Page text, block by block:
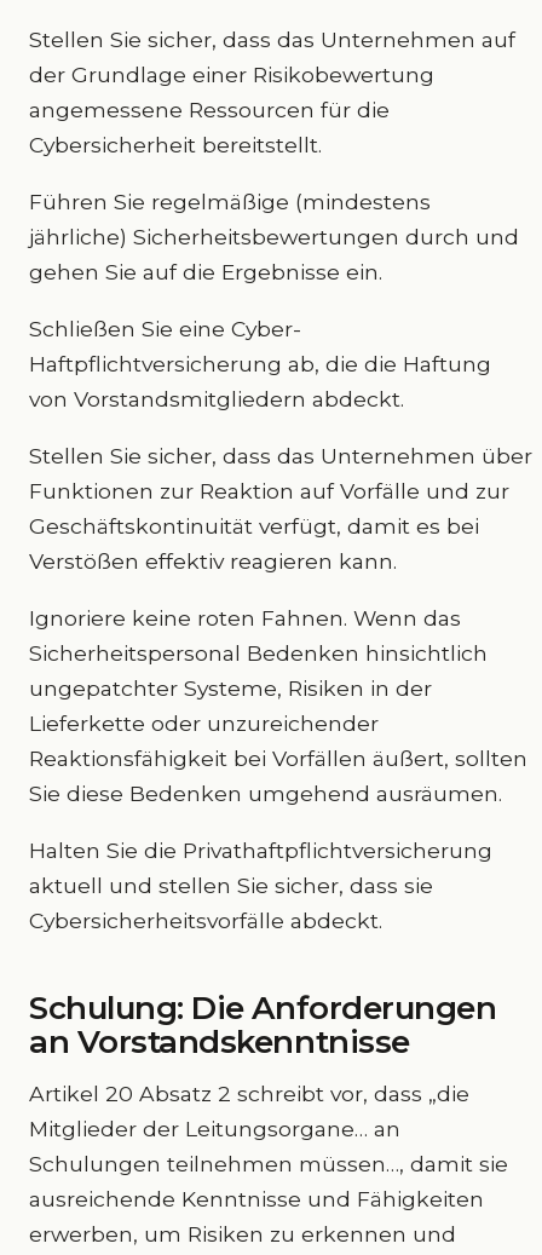
Stellen Sie sicher, dass das Unternehmen auf
der Grundlage einer Risikobewertung
angemessene Ressourcen für die
Cybersicherheit bereitstellt.
Führen Sie regelmäßige (mindestens
jährliche) Sicherheitsbewertungen durch und
gehen Sie auf die Ergebnisse ein.
Schließen Sie eine Cyber-
Haftpflichtversicherung ab, die die Haftung
von Vorstandsmitgliedern abdeckt.
Stellen Sie sicher, dass das Unternehmen über
Funktionen zur Reaktion auf Vorfälle und zur
Geschäftskontinuität verfügt, damit es bei
Verstößen effektiv reagieren kann.
Ignoriere keine roten Fahnen. Wenn das
Sicherheitspersonal Bedenken hinsichtlich
ungepatchter Systeme, Risiken in der
Lieferkette oder unzureichender
Reaktionsfähigkeit bei Vorfällen äußert, sollten
Sie diese Bedenken umgehend ausräumen.
Halten Sie die Privathaftpflichtversicherung
aktuell und stellen Sie sicher, dass sie
Cybersicherheitsvorfälle abdeckt.
Schulung: Die Anforderungen
an Vorstandskenntnisse
Artikel 20 Absatz 2 schreibt vor, dass „die
Mitglieder der Leitungsorgane… an
Schulungen teilnehmen müssen…, damit sie
ausreichende Kenntnisse und Fähigkeiten
erwerben, um Risiken zu erkennen und